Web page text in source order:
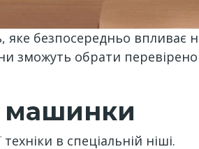
безпосередньо впливає
зможуть обрати
машинки
в спеціальній ніші.